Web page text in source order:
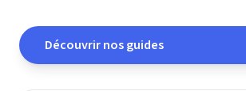
Découvrir nos guides